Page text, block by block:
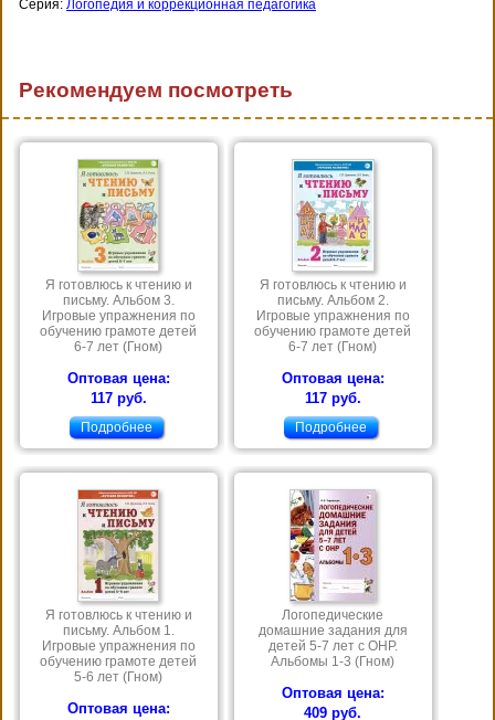
Серия: Логопедия и коррекционная педагогика
Рекомендуем посмотреть
Я готовлюсь к чтению и
письму. Альбом 3.
Игровые упражнения по
обучению грамоте детей
6-7 лет (Гном)
Оптовая цена:
117 руб.
Подробнее
Я готовлюсь к чтению и
письму. Альбом 2.
Игровые упражнения по
обучению грамоте детей
6-7 лет (Гном)
Оптовая цена:
117 руб.
Подробнее
Я готовлюсь к чтению и
письму. Альбом 1.
Игровые упражнения по
обучению грамоте детей
5-6 лет (Гном)
Оптовая цена:
Логопедические
домашние задания для
детей 5-7 лет с ОНР.
Альбомы 1-3 (Гном)
Оптовая цена:
409 руб.